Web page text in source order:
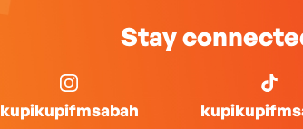
Stay
kupikupifmsabah